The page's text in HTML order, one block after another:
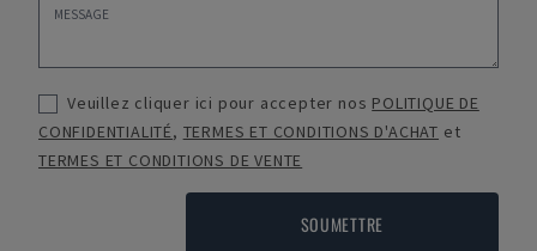
Veuillez cliquer ici pour accepter nos POLITIQUE DE
CONFIDENTIALITÉ, TERMES ET CONDITIONS D'ACHAT et
TERMES ET CONDITIONS DE VENTE
SOUMETTRE